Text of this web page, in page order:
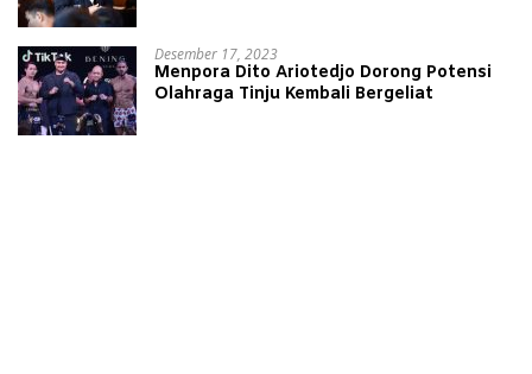
Desember 17, 2023
Menpora Dito Ariotedjo Dorong Potensi
Olahraga Tinju Kembali Bergeliat